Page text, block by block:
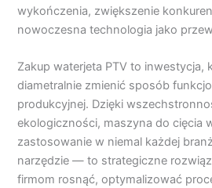
wykończenia, zwiększenie
nowoczesna technologia jako
Zakup waterjeta PTV to inwestycja,
diametralnie zmienić sposób
produkcyjnej. Dzięki
ekologiczności, maszyna do cięcia
zastosowanie w niemal każdej
narzędzie — to strategiczne
firmom rosnąć, optymalizować